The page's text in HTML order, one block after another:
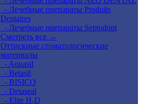
- Лечебные препараты Produits
Dentaires
- Лечебные препараты Septodont
Смотреть все →
Оттискные стоматологические
материалы
- Aquasil
- Betasil
- BISICO
- Detaseal
- Elite H-D